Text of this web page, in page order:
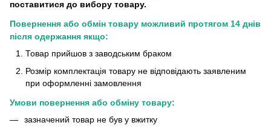
поставитися до вибору товару.
Повернення або обмін товару можливий протягом 14 днів
після одержання якщо:
Товар прийшов з заводським браком
Розмір комплектація товару не відповідають заявленим
при оформленні замовлення
Умови повернення або обміну товару:
зазначений товар не був у вжитку